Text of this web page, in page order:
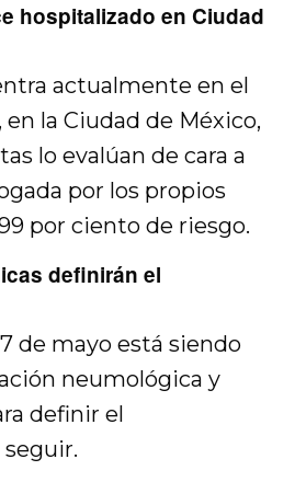
hospitalizado en Ciudad
actualmente en el
en la Ciudad de México,
lo evalúan de cara a
por los propios
por ciento de riesgo.
definirán el
de mayo está siendo
neumológica y
definir el